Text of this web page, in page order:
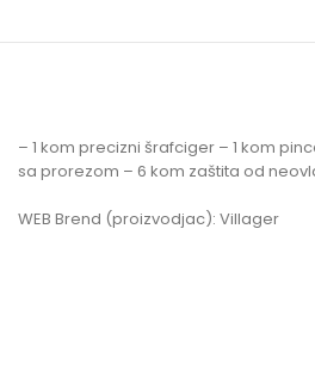
– 1 kom precizni šrafciger – 1 kom
sa prorezom – 6 kom zaštita od
WEB Brend (proizvodjac): Villager